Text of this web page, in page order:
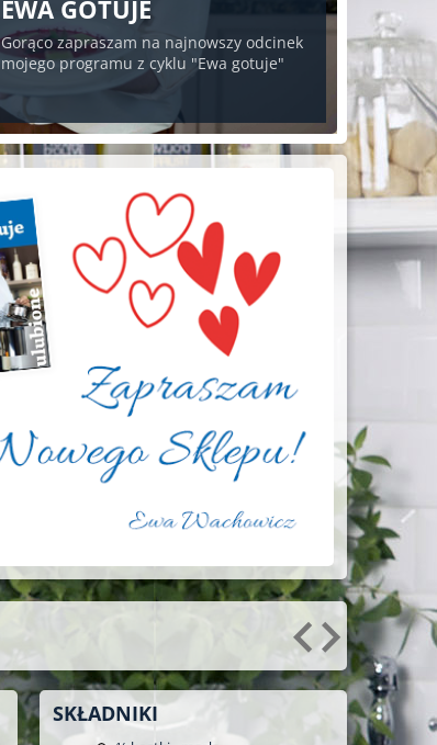
EWA GOTUJE
Gorąco zapraszam na najnowszy odcinek
mojego programu z cyklu "Ewa gotuje"
SKŁADNIKI